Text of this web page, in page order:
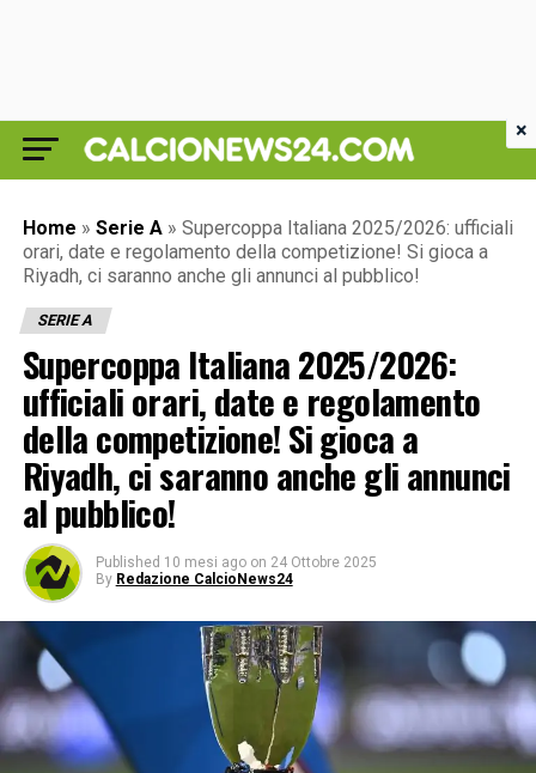
Home » Serie A » Supercoppa Italiana 2025/2026: ufficiali
orari, date e regolamento della competizione! Si gioca a
Riyadh, ci saranno anche gli annunci al pubblico!
SERIE A
Supercoppa Italiana 2025/2026:
ufficiali orari, date e regolamento
della competizione! Si gioca a
Riyadh, ci saranno anche gli annunci
al pubblico!
Published 10 mesi ago on 24 Ottobre 2025
By Redazione CalcioNews24
×